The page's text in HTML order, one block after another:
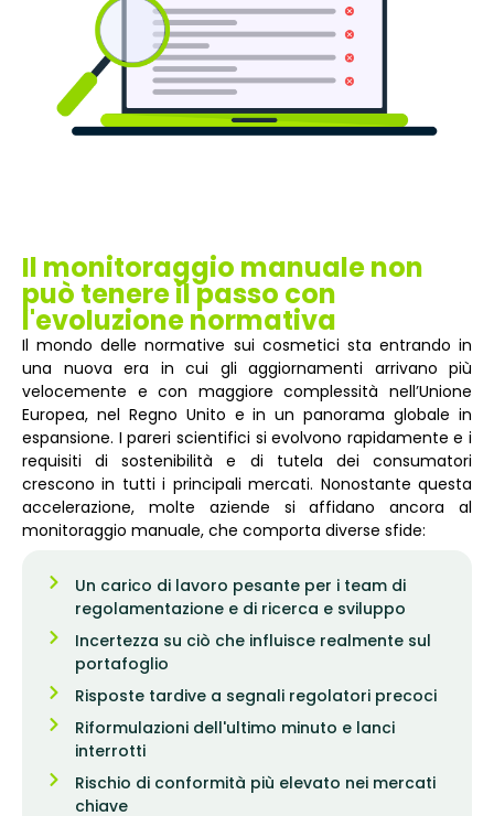
Il monitoraggio manuale non
può tenere il passo con
l'evoluzione normativa
Il mondo delle normative sui cosmetici sta entrando in
una nuova era in cui gli aggiornamenti arrivano più
velocemente e con maggiore complessità nell’Unione
Europea, nel Regno Unito e in un panorama globale in
espansione. I pareri scientifici si evolvono rapidamente e i
requisiti di sostenibilità e di tutela dei consumatori
crescono in tutti i principali mercati. Nonostante questa
accelerazione, molte aziende si affidano ancora al
monitoraggio manuale, che comporta diverse sfide:
Un carico di lavoro pesante per i team di
regolamentazione e di ricerca e sviluppo
Incertezza su ciò che influisce realmente sul
portafoglio
Risposte tardive a segnali regolatori precoci
Riformulazioni dell'ultimo minuto e lanci
interrotti
Rischio di conformità più elevato nei mercati
chiave